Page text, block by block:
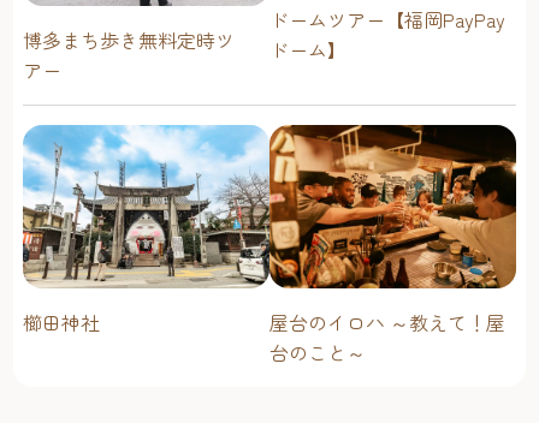
博多まち歩き無料定時ツ
アー
ドームツアー【福岡PayPay
ドーム】
櫛田神社
屋台のイロハ ～教えて！屋
台のこと～